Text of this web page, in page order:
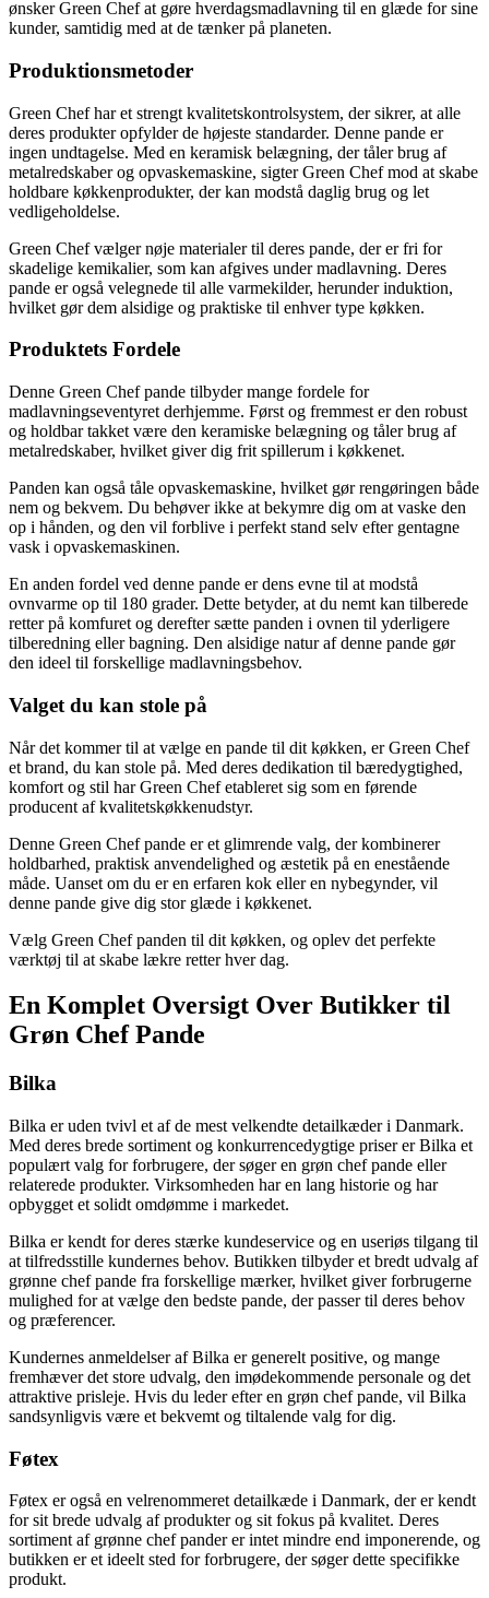
ønsker Green Chef at gøre hverdagsmadlavning til en glæde for sine
kunder, samtidig med at de tænker på planeten.
Produktionsmetoder
Green Chef har et strengt kvalitetskontrolsystem, der sikrer, at alle
deres produkter opfylder de højeste standarder. Denne pande er
ingen undtagelse. Med en keramisk belægning, der tåler brug af
metalredskaber og opvaskemaskine, sigter Green Chef mod at skabe
holdbare køkkenprodukter, der kan modstå daglig brug og let
vedligeholdelse.
Green Chef vælger nøje materialer til deres pande, der er fri for
skadelige kemikalier, som kan afgives under madlavning. Deres
pande er også velegnede til alle varmekilder, herunder induktion,
hvilket gør dem alsidige og praktiske til enhver type køkken.
Produktets Fordele
Denne Green Chef pande tilbyder mange fordele for
madlavningseventyret derhjemme. Først og fremmest er den robust
og holdbar takket være den keramiske belægning og tåler brug af
metalredskaber, hvilket giver dig frit spillerum i køkkenet.
Panden kan også tåle opvaskemaskine, hvilket gør rengøringen både
nem og bekvem. Du behøver ikke at bekymre dig om at vaske den
op i hånden, og den vil forblive i perfekt stand selv efter gentagne
vask i opvaskemaskinen.
En anden fordel ved denne pande er dens evne til at modstå
ovnvarme op til 180 grader. Dette betyder, at du nemt kan tilberede
retter på komfuret og derefter sætte panden i ovnen til yderligere
tilberedning eller bagning. Den alsidige natur af denne pande gør
den ideel til forskellige madlavningsbehov.
Valget du kan stole på
Når det kommer til at vælge en pande til dit køkken, er Green Chef
et brand, du kan stole på. Med deres dedikation til bæredygtighed,
komfort og stil har Green Chef etableret sig som en førende
producent af kvalitetskøkkenudstyr.
Denne Green Chef pande er et glimrende valg, der kombinerer
holdbarhed, praktisk anvendelighed og æstetik på en enestående
måde. Uanset om du er en erfaren kok eller en nybegynder, vil
denne pande give dig stor glæde i køkkenet.
Vælg Green Chef panden til dit køkken, og oplev det perfekte
værktøj til at skabe lækre retter hver dag.
En Komplet Oversigt Over Butikker til
Grøn Chef Pande
Bilka
Bilka er uden tvivl et af de mest velkendte detailkæder i Danmark.
Med deres brede sortiment og konkurrencedygtige priser er Bilka et
populært valg for forbrugere, der søger en grøn chef pande eller
relaterede produkter. Virksomheden har en lang historie og har
opbygget et solidt omdømme i markedet.
Bilka er kendt for deres stærke kundeservice og en useriøs tilgang til
at tilfredsstille kundernes behov. Butikken tilbyder et bredt udvalg af
grønne chef pande fra forskellige mærker, hvilket giver forbrugerne
mulighed for at vælge den bedste pande, der passer til deres behov
og præferencer.
Kundernes anmeldelser af Bilka er generelt positive, og mange
fremhæver det store udvalg, den imødekommende personale og det
attraktive prisleje. Hvis du leder efter en grøn chef pande, vil Bilka
sandsynligvis være et bekvemt og tiltalende valg for dig.
Føtex
Føtex er også en velrenommeret detailkæde i Danmark, der er kendt
for sit brede udvalg af produkter og sit fokus på kvalitet. Deres
sortiment af grønne chef pander er intet mindre end imponerende, og
butikken er et ideelt sted for forbrugere, der søger dette specifikke
produkt.